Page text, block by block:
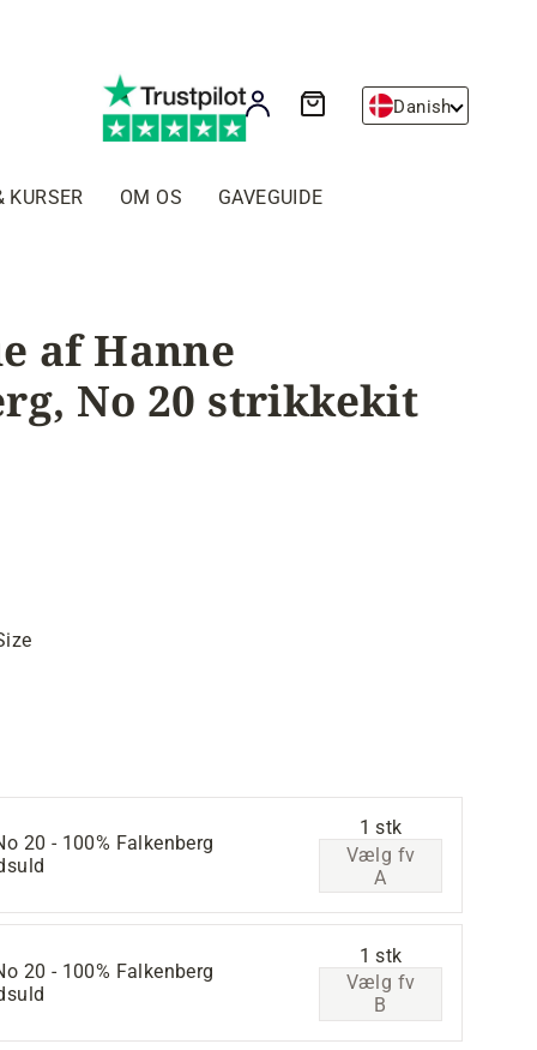
Log ind Danish
OM OS GAVEGUIDE
af Hanne
No 20 strikkekit
20 - 100% Falkenberg
1 stk
Vælg fv
A
20 - 100% Falkenberg
1 stk
Vælg fv
B